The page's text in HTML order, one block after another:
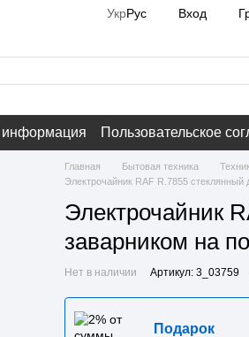
УкрРус Вход
информация Пользовательское
Главная Бытовая техника
Электрочайник RAF R.7855
Электрочайник
заварником на
Нет в наличии Артикул: 3_03759
Подарок